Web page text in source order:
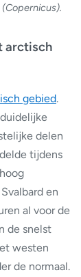
arctisch
gebied.
delen
tijdens
en
al voor de
de snelst
westen
de normaal.